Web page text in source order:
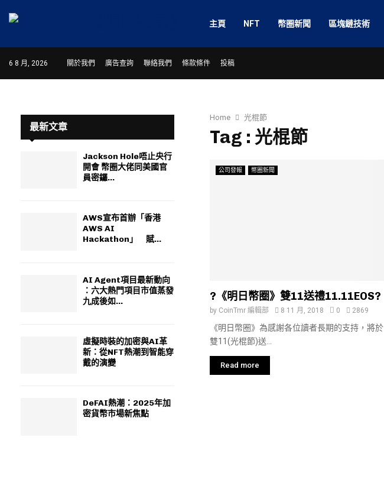
主頁 NFT 幣圈新聞 區塊鏈技術
6 8 月, 2026 關於我們 廣告查詢 聯絡我們 條款條件 投稿
Home 光棍節
Tag : 光棍節
公司發報 幣圈新聞
?《明日幣圈》雙11送禮11.11EOS?
by CoinTmr 編輯部 8 11 月, 2018 0 2869
《明日幣圈》為感謝各位讀者長期的支持，將於
雙11(光棍節)送...
Read more
最新文章
Jackson Hole唔止央行
開會 幣圈大佬同美國官
員密鑼...
AWS宣布首辦「香港
AWS AI
Hackathon」 賦...
AI Agent項目最新動向
：六大熱門項目市值蒸發
九成後如...
虛擬時裝的加密與AI革
新：從NFT熱潮到智能穿
戴的演變
DeFAI熱潮：2025年加
密貨幣市場新焦點